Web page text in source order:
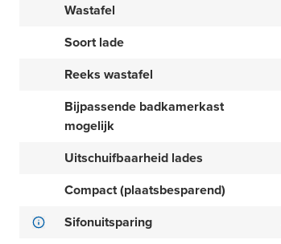
Wastafel
Soort lade
Reeks wastafel
Bijpassende badkamerkast
mogelijk
Uitschuifbaarheid lades
Compact (plaatsbesparend)
Sifonuitsparing